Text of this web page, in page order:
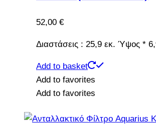
52,00 €
Διαστάσεις : 25,9 εκ. Ύψος *
Add to basket
Add to favorites
Add to favorites